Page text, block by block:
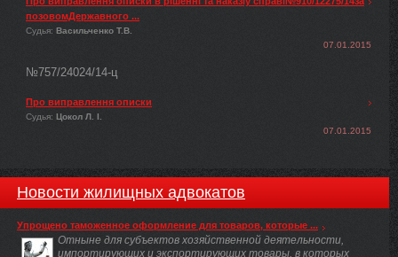
позовомДержавного ...
Судья: Васильченко Т.В.
07.01.2015
№757/24024/14-ц
Про виправлення описки
Судья: Цокол Л. І.
07.01.2015
Новости жилищных адвокатов
Упрощено таможенное оформление для товаров, которые ...
Отныне для субъектов хозяйственной деятельности,
импортирующих и экспортирующих товары, в которых